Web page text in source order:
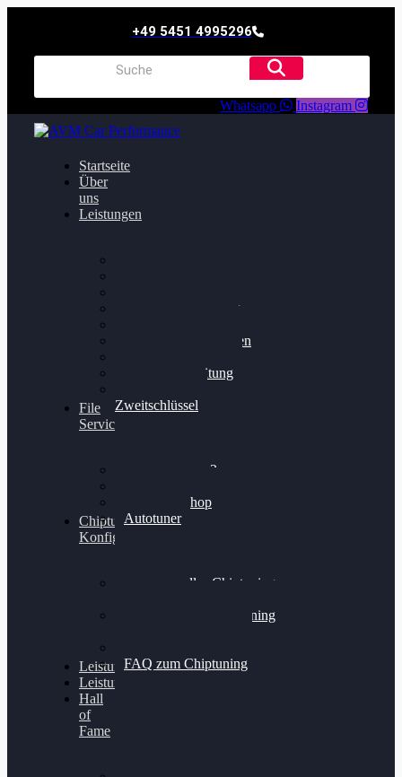
+49 5451 4995296
Whatsapp Instagram
Startseite
Über
uns
Leistungen
Getriebeoptimierung
Bremsscheiben planen
Felgenaufbereitung
Zweitschlüssel
File
Service
Alientech Kess3
Alientech Shop
Autotuner
Chiptuning
Konfigurator
Professionelles Chiptuning
Professionelles Chiptuning
FAQ zum Chiptuning
Leistungsmessung
Leistungsprüfstand
Hall
of
Fame